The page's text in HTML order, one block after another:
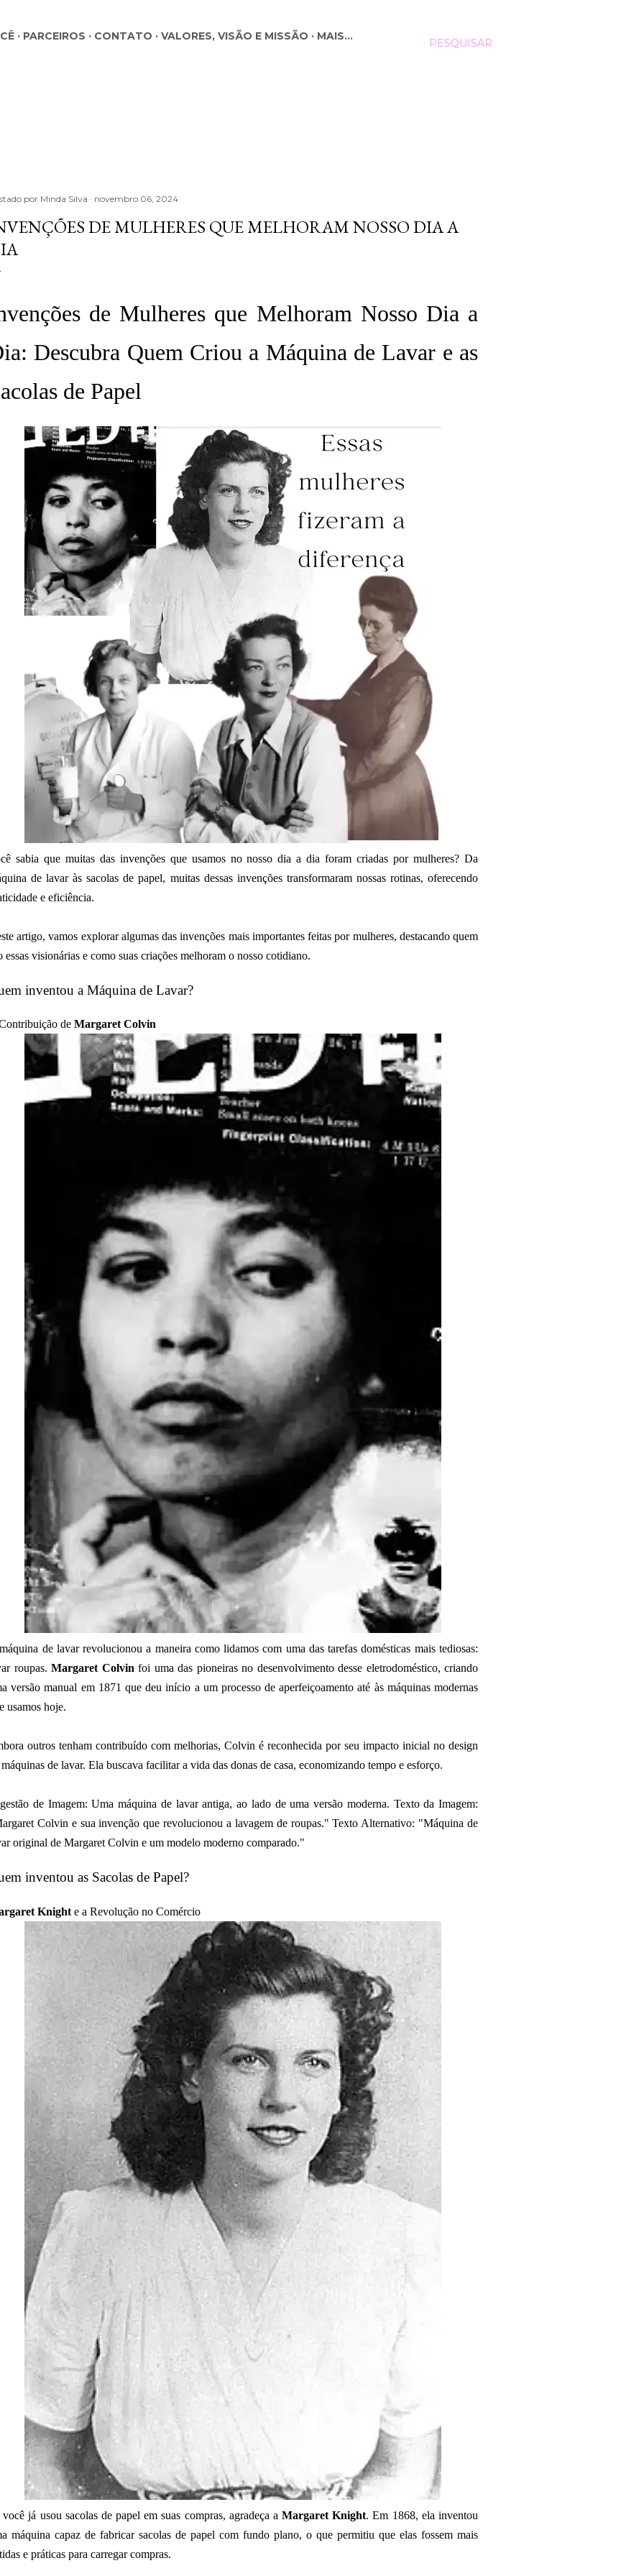
PESQUISAR
PARCEIROS CONTATO VALORES, VISÃO E MISSÃO MAIS…
por Minda Silva novembro 06, 2024
DE MULHERES QUE MELHORAM NOSSO DIA A
de Mulheres que Melhoram Nosso Dia a
Descubra Quem Criou a Máquina de Lavar e as
de Papel
sabia que muitas das invenções que usamos no nosso dia a dia foram criadas por mulheres? Da
de lavar às sacolas de papel, muitas dessas invenções transformaram nossas rotinas, oferecendo
e eficiência.
artigo, vamos explorar algumas das invenções mais importantes feitas por mulheres, destacando quem
essas visionárias e como suas criações melhoram o nosso cotidiano.
inventou a Máquina de Lavar?
de Margaret Colvin
de lavar revolucionou a maneira como lidamos com uma das tarefas domésticas mais tediosas:
roupas. Margaret Colvin foi uma das pioneiras no desenvolvimento desse eletrodoméstico, criando
versão manual em 1871 que deu início a um processo de aperfeiçoamento até às máquinas modernas
usamos hoje.
outros tenham contribuído com melhorias, Colvin é reconhecida por seu impacto inicial no design
de lavar. Ela buscava facilitar a vida das donas de casa, economizando tempo e esforço.
de Imagem: Uma máquina de lavar antiga, ao lado de uma versão moderna. Texto da Imagem:
Colvin e sua invenção que revolucionou a lavagem de roupas." Texto Alternativo: "Máquina de
original de Margaret Colvin e um modelo moderno comparado."
inventou as Sacolas de Papel?
Knight e a Revolução no Comércio
você já usou sacolas de papel em suas compras, agradeça aMargaret Knight. Em 1868, ela inventou
máquina capaz de fabricar sacolas de papel com fundo plano, o que permitiu que elas fossem mais
e práticas para carregar compras.